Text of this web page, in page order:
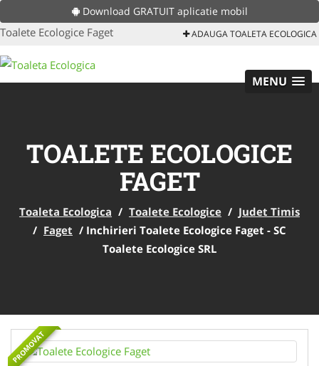
Download GRATUIT aplicatie mobil
Toalete Ecologice Faget ADAUGA TOALETA ECOLOGICA
MENU
TOALETE ECOLOGICE
FAGET
Toaleta Ecologica / Toalete Ecologice / Judet Timis
/ Faget / Inchirieri Toalete Ecologice Faget - SC
Toalete Ecologice SRL
PROMOVAT